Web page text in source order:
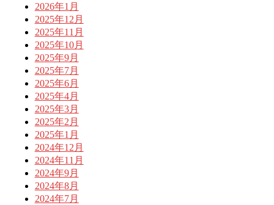
2026年1月
2025年12月
2025年11月
2025年10月
2025年9月
2025年7月
2025年6月
2025年4月
2025年3月
2025年2月
2025年1月
2024年12月
2024年11月
2024年9月
2024年8月
2024年7月